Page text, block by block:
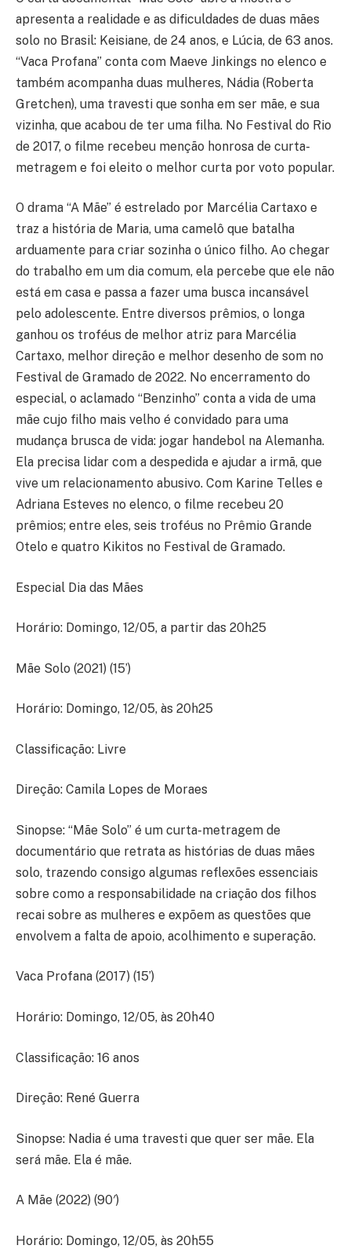
apresenta a realidade e as dificuldades de duas mães
solo no Brasil: Keisiane, de 24 anos, e Lúcia, de 63 anos.
“Vaca Profana” conta com Maeve Jinkings no elenco e
também acompanha duas mulheres, Nádia (Roberta
Gretchen), uma travesti que sonha em ser mãe, e sua
vizinha, que acabou de ter uma filha. No Festival do Rio
de 2017, o filme recebeu menção honrosa de curta-
metragem e foi eleito o melhor curta por voto popular.
O drama “A Mãe” é estrelado por Marcélia Cartaxo e
traz a história de Maria, uma camelô que batalha
arduamente para criar sozinha o único filho. Ao chegar
do trabalho em um dia comum, ela percebe que ele não
está em casa e passa a fazer uma busca incansável
pelo adolescente. Entre diversos prêmios, o longa
ganhou os troféus de melhor atriz para Marcélia
Cartaxo, melhor direção e melhor desenho de som no
Festival de Gramado de 2022. No encerramento do
especial, o aclamado “Benzinho” conta a vida de uma
mãe cujo filho mais velho é convidado para uma
mudança brusca de vida: jogar handebol na Alemanha.
Ela precisa lidar com a despedida e ajudar a irmã, que
vive um relacionamento abusivo. Com Karine Telles e
Adriana Esteves no elenco, o filme recebeu 20
prêmios; entre eles, seis troféus no Prêmio Grande
Otelo e quatro Kikitos no Festival de Gramado.
Especial Dia das Mães
Horário: Domingo, 12/05, a partir das 20h25
Mãe Solo (2021) (15’)
Horário: Domingo, 12/05, às 20h25
Classificação: Livre
Direção: Camila Lopes de Moraes
Sinopse: “Mãe Solo” é um curta-metragem de
documentário que retrata as histórias de duas mães
solo, trazendo consigo algumas reflexões essenciais
sobre como a responsabilidade na criação dos filhos
recai sobre as mulheres e expõem as questões que
envolvem a falta de apoio, acolhimento e superação.
Vaca Profana (2017) (15’)
Horário: Domingo, 12/05, às 20h40
Classificação: 16 anos
Direção: René Guerra
Sinopse: Nadia é uma travesti que quer ser mãe. Ela
será mãe. Ela é mãe.
A Mãe (2022) (90′)
Horário: Domingo, 12/05, às 20h55